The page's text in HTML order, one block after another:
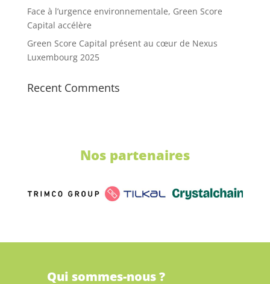
Face à l’urgence environnementale, Green Score
Capital accélère
Green Score Capital présent au cœur de Nexus
Luxembourg 2025
Recent Comments
Nos partenaires
Qui sommes-nous ?